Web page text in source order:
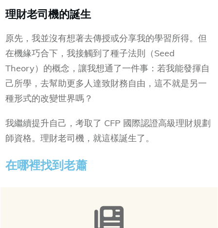
理財老司機的誕生
原先，我並沒有想著去傳授或分享我的學習所得。但
在機緣巧合下，我接觸到了種子法則（Seed
Theory）的概念，讓我想通了一件事：若我能發揮自
己所學，去幫助更多人達致財務自由，這不就是另一
種形式的改變世界嗎？
我繼續提升自己，考取了 CFP 國際認證高級理財規劃
師資格。理財老司機，就這樣誕生了。
在哪裡找到老蕭